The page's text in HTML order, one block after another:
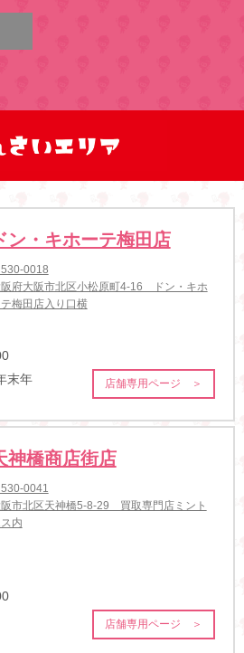
ン・キホーテ梅田店
0018
阪府大阪市北区小松原町4-16 ドン・キホ
梅田店入り口横
末年
店舗専用ページ ＞
神橋商店街店
0041
阪市北区天神橋5-8-29 買取専門店ミント
内
店舗専用ページ ＞